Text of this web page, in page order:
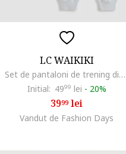
LC WAIKIKI
Set de pantaloni de trening din bumbac cu snur - 2 piese, Gri deschis/Gri inchis
Initial: 4999 lei - 20%
3999lei
Vandut de Fashion Days